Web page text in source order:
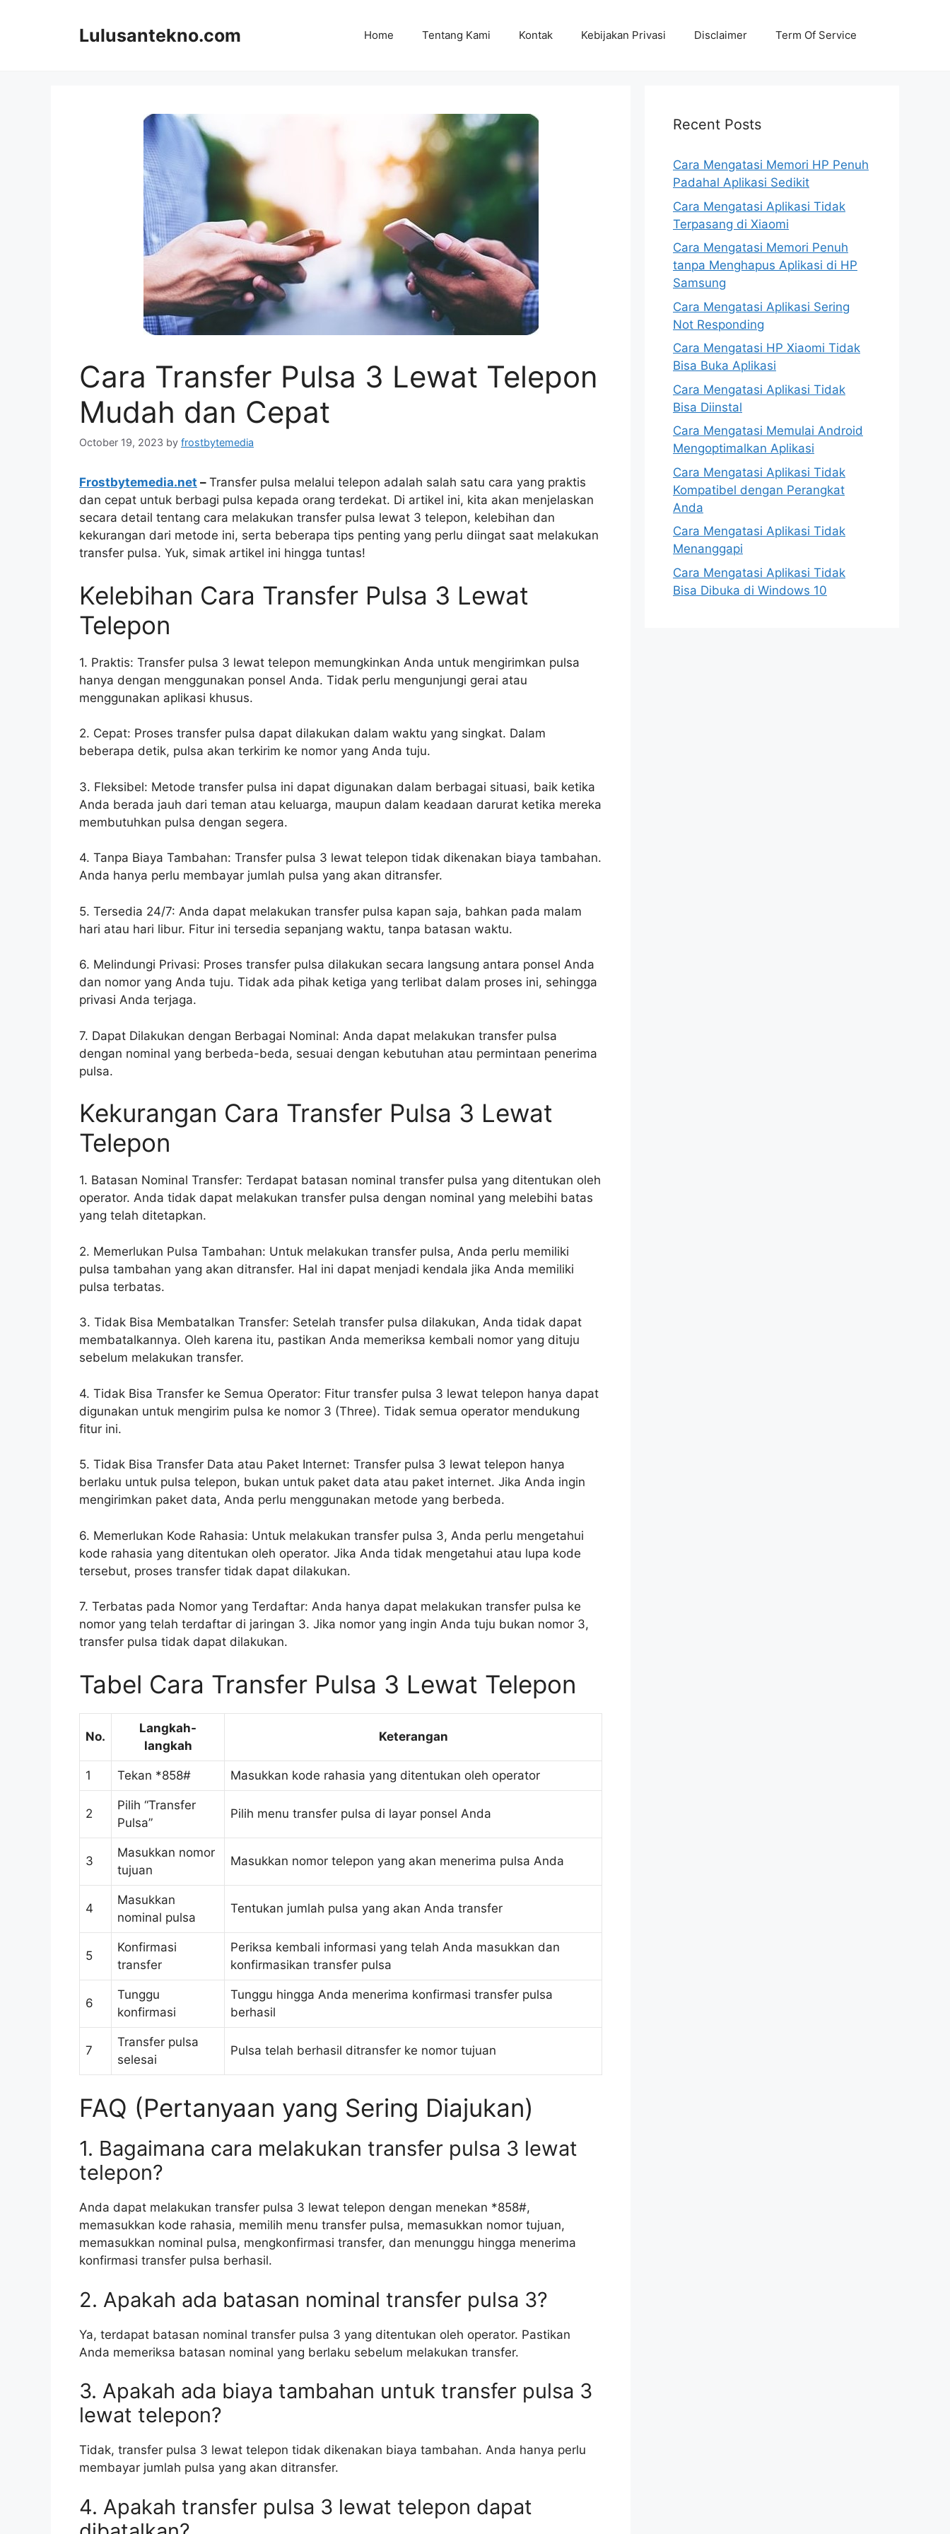
Lulusantekno.com Home Tentang Kami Kontak Kebijakan Privasi Disclaimer Term Of Service
Cara Transfer Pulsa 3 Lewat Telepon
Mudah dan Cepat
October 19, 2023 by frostbytemedia
Frostbytemedia.net – Transfer pulsa melalui telepon adalah salah satu cara yang praktis
dan cepat untuk berbagi pulsa kepada orang terdekat. Di artikel ini, kita akan menjelaskan
secara detail tentang cara melakukan transfer pulsa lewat 3 telepon, kelebihan dan
kekurangan dari metode ini, serta beberapa tips penting yang perlu diingat saat melakukan
transfer pulsa. Yuk, simak artikel ini hingga tuntas!
Kelebihan Cara Transfer Pulsa 3 Lewat
Telepon
1. Praktis: Transfer pulsa 3 lewat telepon memungkinkan Anda untuk mengirimkan pulsa
hanya dengan menggunakan ponsel Anda. Tidak perlu mengunjungi gerai atau
menggunakan aplikasi khusus.
2. Cepat: Proses transfer pulsa dapat dilakukan dalam waktu yang singkat. Dalam
beberapa detik, pulsa akan terkirim ke nomor yang Anda tuju.
3. Fleksibel: Metode transfer pulsa ini dapat digunakan dalam berbagai situasi, baik ketika
Anda berada jauh dari teman atau keluarga, maupun dalam keadaan darurat ketika mereka
membutuhkan pulsa dengan segera.
4. Tanpa Biaya Tambahan: Transfer pulsa 3 lewat telepon tidak dikenakan biaya tambahan.
Anda hanya perlu membayar jumlah pulsa yang akan ditransfer.
5. Tersedia 24/7: Anda dapat melakukan transfer pulsa kapan saja, bahkan pada malam
hari atau hari libur. Fitur ini tersedia sepanjang waktu, tanpa batasan waktu.
6. Melindungi Privasi: Proses transfer pulsa dilakukan secara langsung antara ponsel Anda
dan nomor yang Anda tuju. Tidak ada pihak ketiga yang terlibat dalam proses ini, sehingga
privasi Anda terjaga.
7. Dapat Dilakukan dengan Berbagai Nominal: Anda dapat melakukan transfer pulsa
dengan nominal yang berbeda-beda, sesuai dengan kebutuhan atau permintaan penerima
pulsa.
Kekurangan Cara Transfer Pulsa 3 Lewat
Telepon
1. Batasan Nominal Transfer: Terdapat batasan nominal transfer pulsa yang ditentukan oleh
operator. Anda tidak dapat melakukan transfer pulsa dengan nominal yang melebihi batas
yang telah ditetapkan.
2. Memerlukan Pulsa Tambahan: Untuk melakukan transfer pulsa, Anda perlu memiliki
pulsa tambahan yang akan ditransfer. Hal ini dapat menjadi kendala jika Anda memiliki
pulsa terbatas.
3. Tidak Bisa Membatalkan Transfer: Setelah transfer pulsa dilakukan, Anda tidak dapat
membatalkannya. Oleh karena itu, pastikan Anda memeriksa kembali nomor yang dituju
sebelum melakukan transfer.
4. Tidak Bisa Transfer ke Semua Operator: Fitur transfer pulsa 3 lewat telepon hanya dapat
digunakan untuk mengirim pulsa ke nomor 3 (Three). Tidak semua operator mendukung
fitur ini.
5. Tidak Bisa Transfer Data atau Paket Internet: Transfer pulsa 3 lewat telepon hanya
berlaku untuk pulsa telepon, bukan untuk paket data atau paket internet. Jika Anda ingin
mengirimkan paket data, Anda perlu menggunakan metode yang berbeda.
6. Memerlukan Kode Rahasia: Untuk melakukan transfer pulsa 3, Anda perlu mengetahui
kode rahasia yang ditentukan oleh operator. Jika Anda tidak mengetahui atau lupa kode
tersebut, proses transfer tidak dapat dilakukan.
7. Terbatas pada Nomor yang Terdaftar: Anda hanya dapat melakukan transfer pulsa ke
nomor yang telah terdaftar di jaringan 3. Jika nomor yang ingin Anda tuju bukan nomor 3,
transfer pulsa tidak dapat dilakukan.
Tabel Cara Transfer Pulsa 3 Lewat Telepon
No.
Langkah-
langkah
Keterangan
1 Tekan *858# Masukkan kode rahasia yang ditentukan oleh operator
2
Pilih “Transfer
Pulsa”
Pilih menu transfer pulsa di layar ponsel Anda
3
Masukkan nomor
tujuan
Masukkan nomor telepon yang akan menerima pulsa Anda
4
Masukkan
nominal pulsa
Tentukan jumlah pulsa yang akan Anda transfer
5
Konfirmasi
transfer
Periksa kembali informasi yang telah Anda masukkan dan
konfirmasikan transfer pulsa
6
Tunggu
konfirmasi
Tunggu hingga Anda menerima konfirmasi transfer pulsa
berhasil
7
Transfer pulsa
selesai
Pulsa telah berhasil ditransfer ke nomor tujuan
FAQ (Pertanyaan yang Sering Diajukan)
1. Bagaimana cara melakukan transfer pulsa 3 lewat
telepon?
Anda dapat melakukan transfer pulsa 3 lewat telepon dengan menekan *858#,
memasukkan kode rahasia, memilih menu transfer pulsa, memasukkan nomor tujuan,
memasukkan nominal pulsa, mengkonfirmasi transfer, dan menunggu hingga menerima
konfirmasi transfer pulsa berhasil.
2. Apakah ada batasan nominal transfer pulsa 3?
Ya, terdapat batasan nominal transfer pulsa 3 yang ditentukan oleh operator. Pastikan
Anda memeriksa batasan nominal yang berlaku sebelum melakukan transfer.
3. Apakah ada biaya tambahan untuk transfer pulsa 3
lewat telepon?
Tidak, transfer pulsa 3 lewat telepon tidak dikenakan biaya tambahan. Anda hanya perlu
membayar jumlah pulsa yang akan ditransfer.
4. Apakah transfer pulsa 3 lewat telepon dapat
Recent Posts
Cara Mengatasi Memori HP Penuh
Padahal Aplikasi Sedikit
Cara Mengatasi Aplikasi Tidak
Terpasang di Xiaomi
Cara Mengatasi Memori Penuh
tanpa Menghapus Aplikasi di HP
Samsung
Cara Mengatasi Aplikasi Sering
Not Responding
Cara Mengatasi HP Xiaomi Tidak
Bisa Buka Aplikasi
Cara Mengatasi Aplikasi Tidak
Bisa Diinstal
Cara Mengatasi Memulai Android
Mengoptimalkan Aplikasi
Cara Mengatasi Aplikasi Tidak
Kompatibel dengan Perangkat
Anda
Cara Mengatasi Aplikasi Tidak
Menanggapi
Cara Mengatasi Aplikasi Tidak
Bisa Dibuka di Windows 10